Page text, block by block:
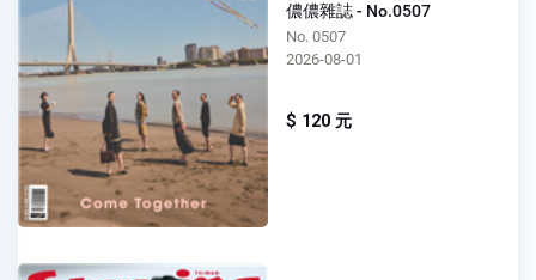
儂儂雜誌 - No.0507
No. 0507
2026-08-01
$ 120 元